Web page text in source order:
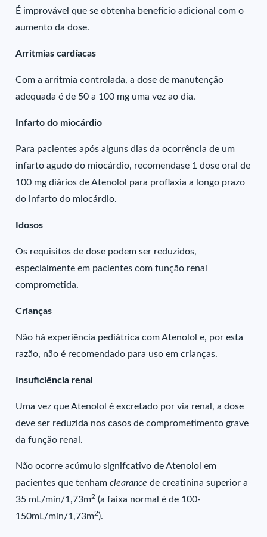
É improvável que se obtenha benefício adicional com o
aumento da dose.
Arritmias cardíacas
Com a arritmia controlada, a dose de manutenção
adequada é de 50 a 100 mg uma vez ao dia.
Infarto do miocárdio
Para pacientes após alguns dias da ocorrência de um
infarto agudo do miocárdio, recomendase 1 dose oral de
100 mg diários de Atenolol para proflaxia a longo prazo
do infarto do miocárdio.
Idosos
Os requisitos de dose podem ser reduzidos,
especialmente em pacientes com função renal
comprometida.
Crianças
Não há experiência pediátrica com Atenolol e, por esta
razão, não é recomendado para uso em crianças.
Insuficiência renal
Uma vez que Atenolol é excretado por via renal, a dose
deve ser reduzida nos casos de comprometimento grave
da função renal.
Não ocorre acúmulo signifcativo de Atenolol em
pacientes que tenhamclearance de creatinina superior a
35 mL/min/1,73m2 (a faixa normal é de 100-
150mL/min/1,73m2).